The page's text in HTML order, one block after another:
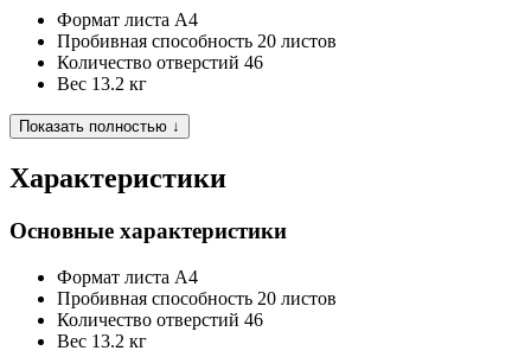
Формат листа А4
Пробивная способность 20 листов
Количество отверстий 46
Вес 13.2 кг
Показать полностью ↓
Характеристики
Основные характеристики
Формат листа А4
Пробивная способность 20 листов
Количество отверстий 46
Вес 13.2 кг